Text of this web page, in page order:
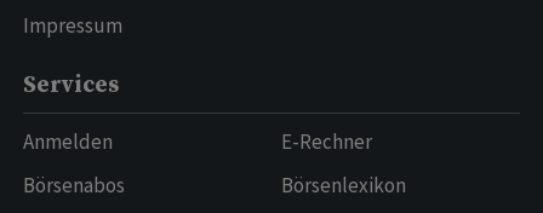
Impressum
Services
Anmelden
Börsenabos
E-Rechner
Börsenlexikon